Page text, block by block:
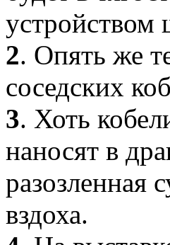
устройством
2. Опять же
соседских
3. Хоть
наносят в
разозленная
вздоха.